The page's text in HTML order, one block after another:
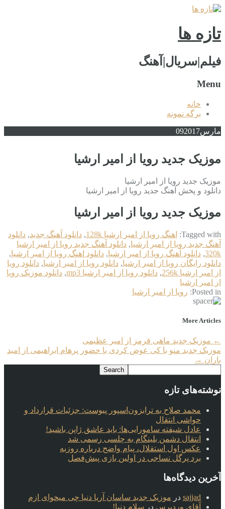
تازه ها
فیلم|سریال|آهنگ
Menu
خانه
برگه نمونه
مارس 092017
موزیک جدید رویا از امیر ارشیا
موزیک جدید رویا از امیر ارشیا
دانلود و پخش آهنگ جدید رویا از امیر ارشیا
موزیک جدید رویا از امیر ارشیا
Tagged with: اهنگ رویا از امیر ارشیا 128k , دانلود آهنگ جدید, دانلود
آهنگ جدید رویا از امیر ارشیا, دانلود آهنگ جدید رویا از امیر ارشیا
320k
, دانلود آهنگ رویا از امیر ارشیا, دانلود اهنگ رویا از امیر ارشیا,
دانلود رایگان رویا از امیر ارشیا, دانلود رویا از امیر ارشیا, دانلود رویا
از امیر ارشیا 256k
, دانلود رویا از امیر ارشیا mp3 , دانلود موزیک رویا
از امیر ارشیا
Posted in: رویا از امیر ارشیا
More Articles
← موزیک جدید ماهی قرمز از امیر عظیمی
موزیک جدید منو با کی عوض کردی با حضور پرهام ابراهیمی از امید
باران →
نوشته‌های تازه
محمد صلاح به ترابزون‌اسپور پیوست: جزئیات قرارداد و
حواشی انتقال
عادل شیفته سامورایی‌ها: باید عاشق ژاپن باشید!
انتقال دشمن بلینگام به چلسی رسمی شد
عکس اول استقلال، پیام واضح درباره روزبه
برد پرگل نساجی در اولین بازی پیش‌فصل
آخرین دیدگاه‌ها
sajjad در موزیک جدید ساسان آریا دنیا چی میخوای ازم
آقای وردپرس در سلام دنیا!